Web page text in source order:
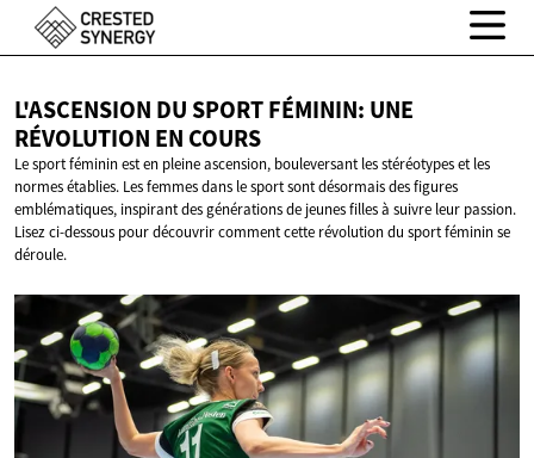
L'ASCENSION DU SPORT FÉMININ: UNE
RÉVOLUTION EN COURS
Le sport féminin est en pleine ascension, bouleversant les stéréotypes et les
normes établies. Les femmes dans le sport sont désormais des figures
emblématiques, inspirant des générations de jeunes filles à suivre leur passion.
Lisez ci-dessous pour découvrir comment cette révolution du sport féminin se
déroule.